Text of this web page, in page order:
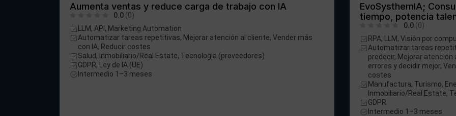
Aumenta ventas y reduce carga de trabajo con IA
0.0 (0)
LLM, API, Marketing Automation
Automatizar tareas repetitivas, Mejorar atención al cliente, Vender más
con IA, Reducir costes
Salud, Inmobiliario/Real Estate, Tecnología (proveedores)
GDPR, Ley de IA (UE)
Intermedio 1–3 meses
EvoSysthemIA;
tiempo, potencia
0.0 (0)
RPA, LLM, Visión por
Automatizar tareas
predecir, Mejorar
errores y decidir mejor,
costes
Manufactura, Turismo,
Inmobiliario/Real Estate,
GDPR
Intermedio 1–3 meses